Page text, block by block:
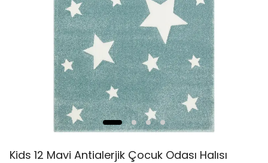
Kids 12 Mavi Antialerjik Çocuk Odası Halısı